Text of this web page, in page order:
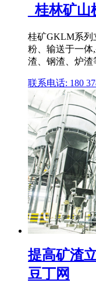
_桂林矿
桂矿GKLM系列
粉、输送于一体
渣、钢渣、炉渣
联系电话: 180
提高矿渣
豆丁网